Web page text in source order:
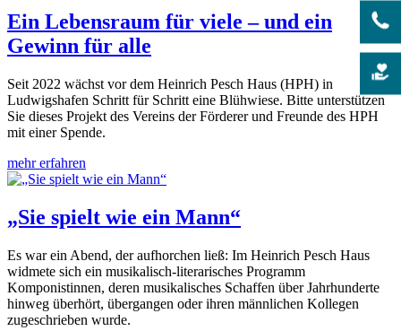
Ein Lebensraum für viele – und ein
Gewinn für alle
Seit 2022 wächst vor dem Heinrich Pesch Haus (HPH) in
Ludwigshafen Schritt für Schritt eine Blühwiese. Bitte unterstützen
Sie dieses Projekt des Vereins der Förderer und Freunde des HPH
mit einer Spende.
mehr erfahren
„Sie spielt wie ein Mann“
Es war ein Abend, der aufhorchen ließ: Im Heinrich Pesch Haus
widmete sich ein musikalisch-literarisches Programm
Komponistinnen, deren musikalisches Schaffen über Jahrhunderte
hinweg überhört, übergangen oder ihren männlichen Kollegen
zugeschrieben wurde.